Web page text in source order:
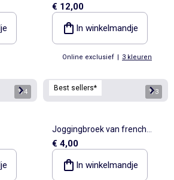
€ 12,00
In winkelmandje
Online exclusief | 3 kleuren
1/4 Best sellers* 1/3
Joggingbroek van french
terry
€ 4,00
In winkelmandje